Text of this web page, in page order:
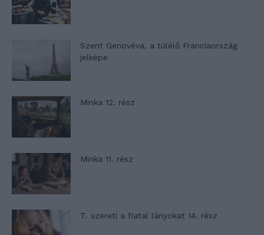
Szent Genovéva, a túlélő Franciaország
jelképe
Minka 12. rész
Minka 11. rész
T. szereti a fiatal lányokat 14. rész